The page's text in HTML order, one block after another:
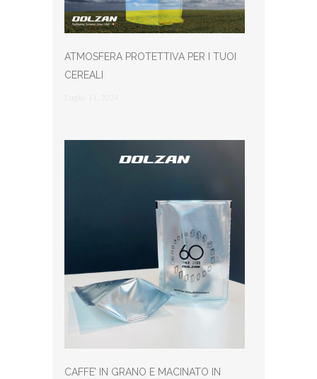
ATMOSFERA PROTETTIVA PER I TUOI
CEREALI
CAFFE’ IN GRANO E MACINATO IN